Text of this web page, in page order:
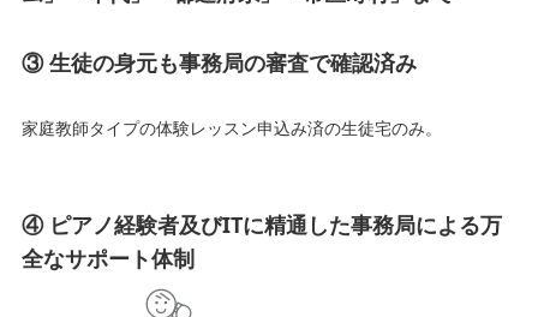
③ 生徒の身元も事務局の審査で確認済み
家庭教師タイプの体験レッスン申込み済の生徒宅のみ。
④ ピアノ経験者及びITに精通した事務局による万
全なサポート体制